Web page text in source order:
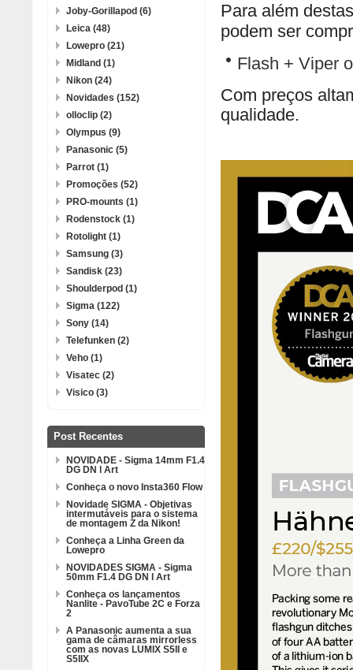
Joby-Gorillapod (6)
Leica (48)
Lowepro (21)
Midland (1)
Nikon (24)
Novidades (152)
olloclip (2)
Olympus (9)
Panasonic (5)
Parrot (1)
Promoções (52)
PRO-mounts (1)
Rodenstock (1)
Rotolight (1)
Samsung (3)
Sandisk (23)
Shoulderpod (1)
Sigma (122)
Sony (14)
Telefunken (2)
Veho (1)
Visatec (2)
Visico (3)
Post Recentes
NOVIDADE - Sigma 14mm F1.4
DG DN l Art
Conheça o novo Insta360 Flow
Novidade SIGMA - Objetivas
intermutáveis para o sistema
de montagem Z da Nikon!
Conheça a Linha Green da
Lowepro
NOVIDADES SIGMA - Sigma
50mm F1.4 DG DN l Art
Conheça os lançamentos
Nanlite - PavoTube 2C e Forza
2
A Panasonic aumenta a sua
gama de câmaras mirrorless
com as novas LUMIX S5II e
S5IIX
Para além
podem ser
Flash + Viper
Com preços
qualidade.